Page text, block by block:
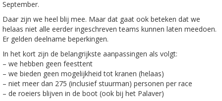
September.
Daar zijn we heel blij mee. Maar dat gaat ook beteken dat we
helaas niet alle eerder ingeschreven teams kunnen laten meedoen.
Er gelden deelname beperkingen.
In het kort zijn de belangrijkste aanpassingen als volgt:
– we hebben geen feesttent
– we bieden geen mogelijkheid tot kranen (helaas)
– niet meer dan 275 (inclusief stuurman) personen per race
– de roeiers blijven in de boot (ook bij het Palaver)